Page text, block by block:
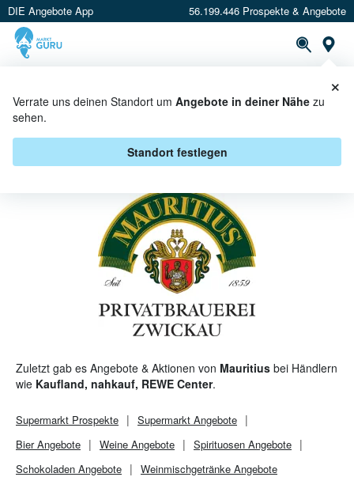
DIE Angebote App 56.199.446 Prospekte & Angebote
Verrate uns deinen Standort um Angebote in deiner Nähe zu
sehen.
Standort festlegen
×
MAURITIUS ANGEBOTE &
Zuletzt gab es Angebote & Aktionen von Mauritius bei Händlern
wie Kaufland, nahkauf, REWE Center.
Supermarkt Prospekte Supermarkt Angebote
Bier Angebote
Weine Angebote
Spirituosen Angebote
Schokoladen Angebote
Weinmischgetränke Angebote